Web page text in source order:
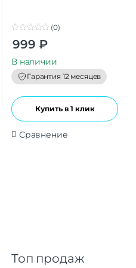
o
t
o
f
5
(0)
999 ₽
В наличии
Гарантия 12 месяцев
Купить в 1 клик
Сравнение
Топ продаж